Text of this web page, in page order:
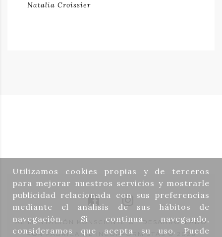
Natalia Croissier
ALIMENTACIÓN KONSCIENTE ©. DESARROLLADO
PORFÁBRICA DE INCONFORMISTAS © 2026
Utilizamos cookies propias y de terceros
para mejorar nuestros servicios y mostrarle
publicidad relacionada con sus preferencias
mediante el análisis de sus hábitos de
navegación. Si continua navegando,
consideramos que acepta su uso. Puede